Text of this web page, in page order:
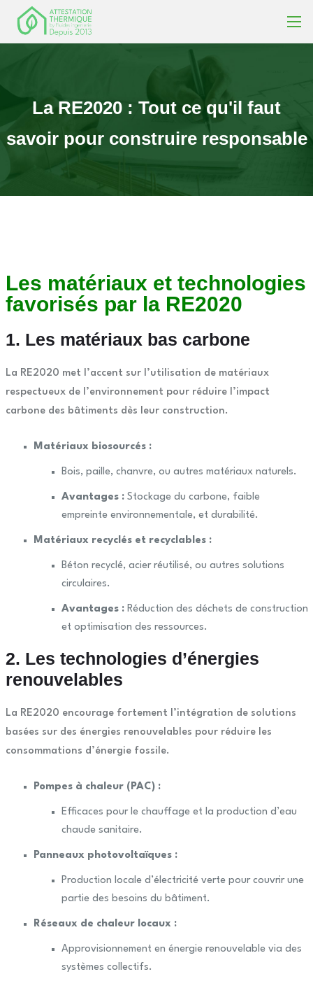
La RE2020 : Tout ce qu'il faut
savoir pour construire responsable
Les matériaux et technologies
favorisés par la RE2020
1. Les matériaux bas carbone
La RE2020 met l’accent sur l’utilisation de matériaux
respectueux de l’environnement pour réduire l’impact
carbone des bâtiments dès leur construction.
Matériaux biosourcés :
Bois, paille, chanvre, ou autres matériaux naturels.
Avantages :Stockage du carbone, faible
empreinte environnementale, et durabilité.
Matériaux recyclés et recyclables :
Béton recyclé, acier réutilisé, ou autres solutions
circulaires.
Avantages :Réduction des déchets de construction
et optimisation des ressources.
2. Les technologies d’énergies
renouvelables
La RE2020 encourage fortement l’intégration de solutions
basées sur des énergies renouvelables pour réduire les
consommations d’énergie fossile.
Pompes à chaleur (PAC) :
Efficaces pour le chauffage et la production d’eau
chaude sanitaire.
Panneaux photovoltaïques :
Production locale d’électricité verte pour couvrir une
partie des besoins du bâtiment.
Réseaux de chaleur locaux :
Approvisionnement en énergie renouvelable via des
systèmes collectifs.